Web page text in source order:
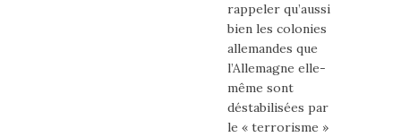
rappeler qu’aussi
bien les colonies
allemandes que
l’Allemagne elle-
même sont
déstabilisées par
le « terrorisme »